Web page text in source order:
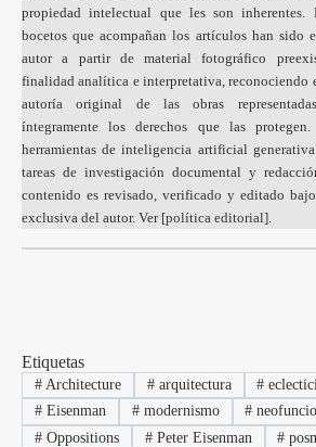
propiedad intelectual que les son inherentes.
bocetos que acompañan los artículos han sido
autor a partir de material fotográfico
finalidad analítica e interpretativa, reconociendo
autoría original de las obras
íntegramente los derechos que las protegen.
herramientas de inteligencia artificial
tareas de investigación documental y
contenido es revisado, verificado y editado
exclusiva del autor. Ver [política editorial].
Etiquetas
#Architecture #arquitectura #
#Eisenman #modernismo #
#Oppositions #Peter Eisenman #